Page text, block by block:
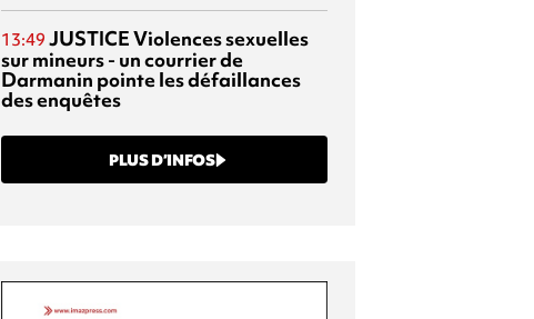
13:49 JUSTICEViolences sexuelles
sur mineurs - un courrier de
Darmanin pointe les défaillances
des enquêtes
PLUS D’INFOS